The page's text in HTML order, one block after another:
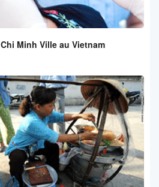
Minh Ville au Vietnam